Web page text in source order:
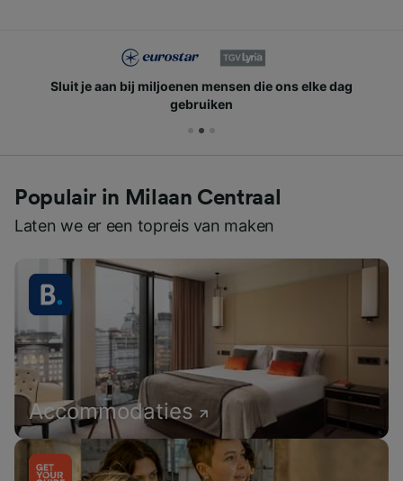
Sluit je aan bij miljoenen mensen die ons elke dag
gebruiken
Populair in Milaan Centraal
Laten we er een topreis van maken
Accommodaties